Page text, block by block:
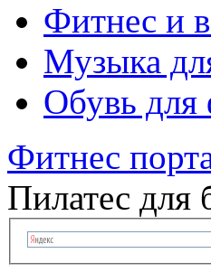
Фитнес и
Музыка
Обувь для
Фитнес
Пилатес для